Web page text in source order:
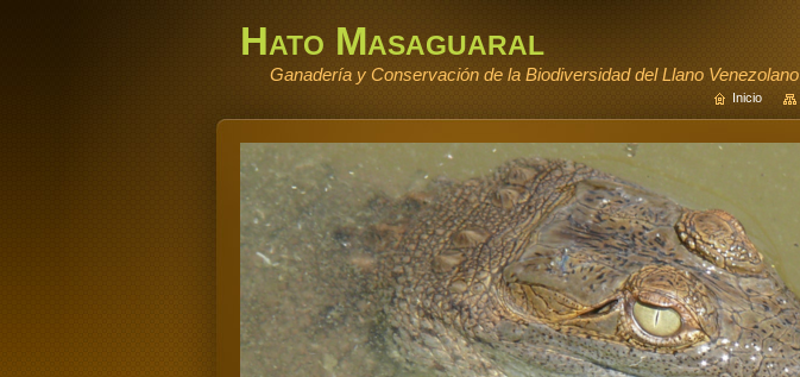
Hato Masaguaral
Ganadería y Conservación de la Biodiversidad del Llano Venezolano
Inicio